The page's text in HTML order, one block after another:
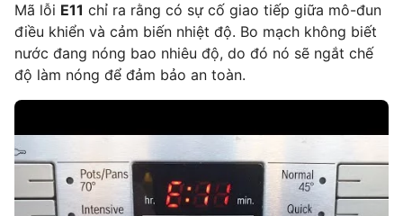
Mã lỗi E11 chỉ ra rằng có sự cố giao tiếp giữa mô-đun
điều khiển và cảm biến nhiệt độ. Bo mạch không biết
nước đang nóng bao nhiêu độ, do đó nó sẽ ngắt chế
độ làm nóng để đảm bảo an toàn.